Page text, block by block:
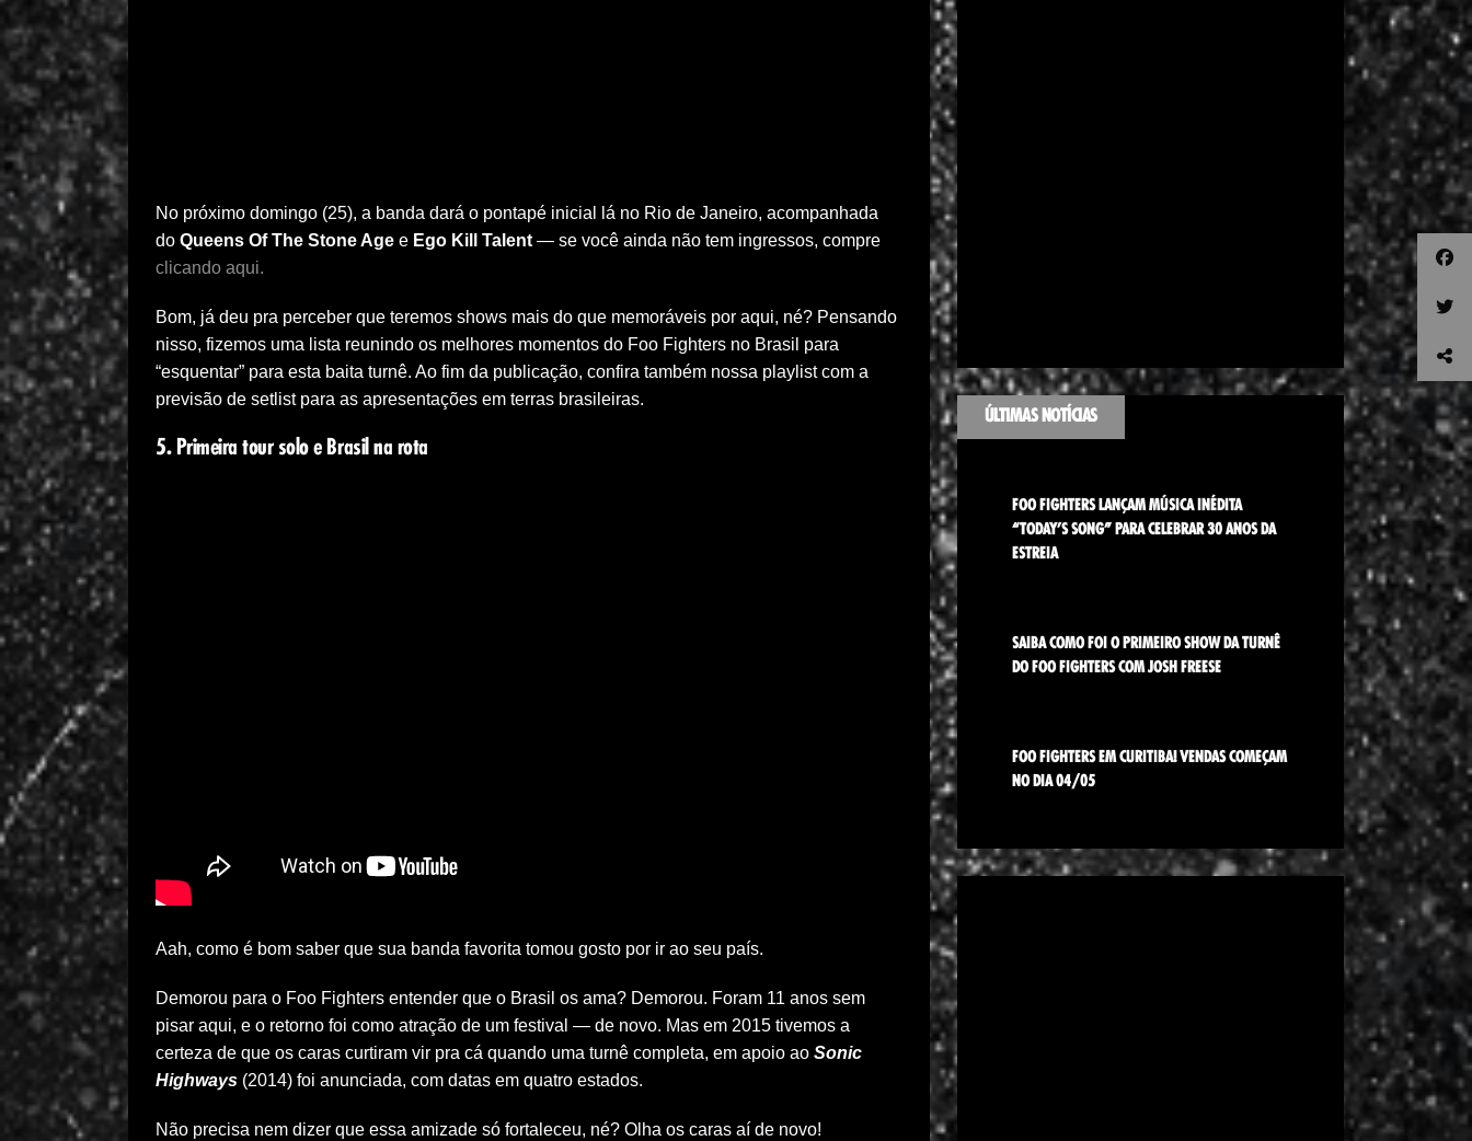
No próximo domingo (25), a banda dará o pontapé inicial lá no Rio de Janeiro, acompanhada
do Queens Of The Stone Age e Ego Kill Talent— se você ainda não tem ingressos, compre
clicando aqui.
Bom, já deu pra perceber que teremos shows mais do que memoráveis por aqui, né? Pensando
nisso, fizemos uma lista reunindo os melhores momentos do Foo Fighters no Brasil para
“esquentar” para esta baita turnê. Ao fim da publicação, confira também nossa playlist com a
previsão de setlist para as apresentações em terras brasileiras.
5. Primeira tour solo e Brasil na rota
Aah, como é bom saber que sua banda favorita tomou gosto por ir ao seu país.
Demorou para o Foo Fighters entender que o Brasil os ama? Demorou. Foram 11 anos sem
pisar aqui, e o retorno foi como atração de um festival — de novo. Mas em 2015 tivemos a
certeza de que os caras curtiram vir pra cá quando uma turnê completa, em apoio ao Sonic
Highways (2014) foi anunciada, com datas em quatro estados.
Não precisa nem dizer que essa amizade só fortaleceu, né? Olha os caras aí de novo!
ÚLTIMAS NOTÍCIAS
FOO FIGHTERS LANÇAM MÚSICA INÉDITA
“TODAY’S SONG” PARA CELEBRAR 30 ANOS DA
ESTREIA
SAIBA COMO FOI O PRIMEIRO SHOW DA TURNÊ
DO FOO FIGHTERS COM JOSH FREESE
FOO FIGHTERS EM CURITIBA! VENDAS COMEÇAM
NO DIA 04/05